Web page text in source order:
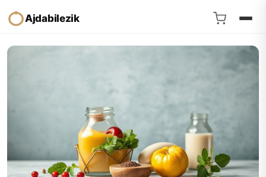
Ajdabilezik